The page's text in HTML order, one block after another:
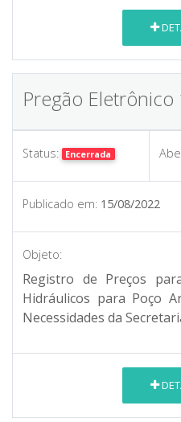
Pregão
Status: Encerrada
Publicado em: 15/08/2022
Objeto:
Registro de Preços
Hidráulicos para Poço
Necessidades da